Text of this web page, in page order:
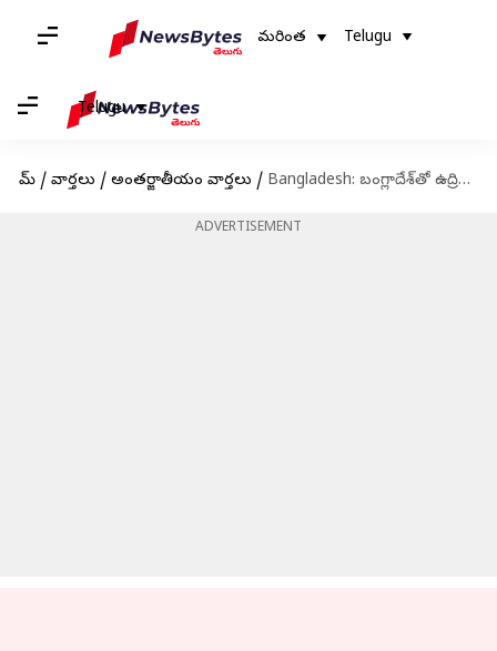
మరింత Telugu
Telugu
హోమ్ / వార్తలు / అంతర్జాతీయం వార్తలు / Bangladesh: బంగ్లాదేశ్‌తో ఉద్రిక్తతలు పతాక స్థాయికి చేరిన వేళ కీలక పరిణామాలు.. ఢాకా పర్యటనకు విదేశాంగశాఖ కార్యదర్శి
ADVERTISEMENT